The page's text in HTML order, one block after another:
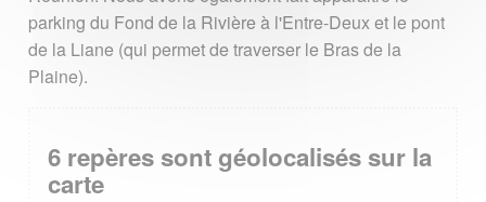
parking du Fond de la Rivière à l'Entre-Deux et le pont
de la Liane (qui permet de traverser le Bras de la
Plaine).
6repères sont géolocalisés sur la
carte